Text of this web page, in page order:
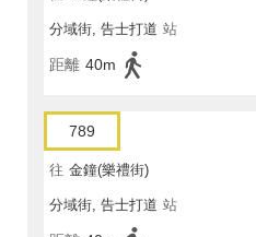
分域街, 告士打道 站
距離 40m
789
往 金鐘(樂禮街)
分域街, 告士打道 站